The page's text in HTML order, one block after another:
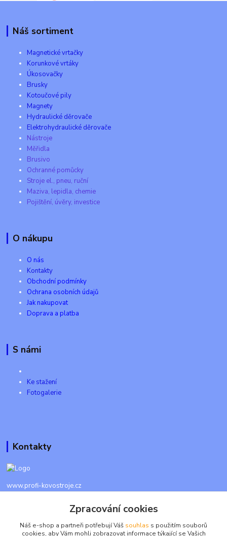
Náš sortiment
Magnetické vrtačky
Korunkové vrtáky
Úkosovačky
Brusky
Kotoučové pily
Magnety
Hydraulické děrovače
Elektrohydraulické děrovače
Nástroje
Měřidla
Brusivo
Ochranné pomůcky
Stroje el., pneu, ruční
Maziva, lepidla, chemie
Pojištění, úvěry, investice
O nákupu
O nás
Kontakty
Obchodní podmínky
Ochrana osobních údajů
Jak nakupovat
Doprava a platba
S námi
Ke stažení
Fotogalerie
Kontakty
www.profi-kovostroje.cz
+420 605 017 866
Každý den 8 - 20 hod - SMS kdykoliv
Zpracování cookies
Náš e-shop a partneři potřebují Váš souhlas s použitím souborů
cookies, aby Vám mohli zobrazovat informace týkající se Vašich